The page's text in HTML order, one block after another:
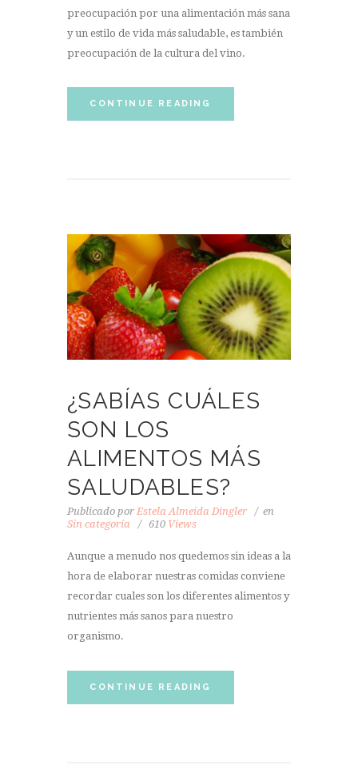
preocupación por una alimentación más sana
y un estilo de vida más saludable, es también
preocupación de la cultura del vino.
CONTINUE READING
¿SABÍAS CUÁLES
SON LOS
ALIMENTOS MÁS
SALUDABLES?
Publicado por Estela Almeida Dingler
en
Sin categoría
610 Views
Aunque a menudo nos quedemos sin ideas a la
hora de elaborar nuestras comidas conviene
recordar cuales son los diferentes alimentos y
nutrientes más sanos para nuestro
organismo.
CONTINUE READING